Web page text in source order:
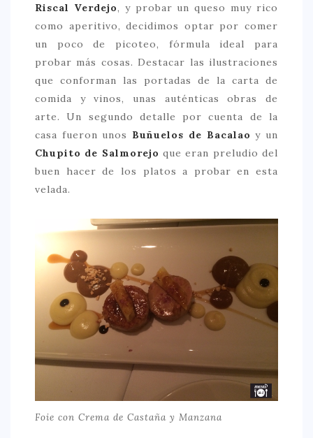
Riscal Verdejo, y probar un queso muy rico
como aperitivo, decidimos optar por comer
un poco de picoteo, fórmula ideal para
probar más cosas. Destacar las ilustraciones
que conforman las portadas de la carta de
comida y vinos, unas auténticas obras de
arte. Un segundo detalle por cuenta de la
casa fueron unos Buñuelos de Bacalao y un
Chupito de Salmorejoque eran preludio del
buen hacer de los platos a probar en esta
velada.
Foie con Crema de Castaña y Manzana